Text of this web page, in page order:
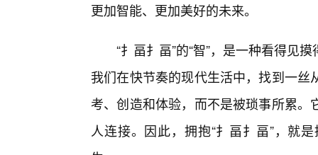
更加智能、更加美好的未来。
“扌畐扌畐”的“智”，是一种看得见
我们在快节奏的现代生活中，找到一
考、创造和体验，而不是被琐事所累
人连接。因此，拥抱“扌畐扌畐”，就